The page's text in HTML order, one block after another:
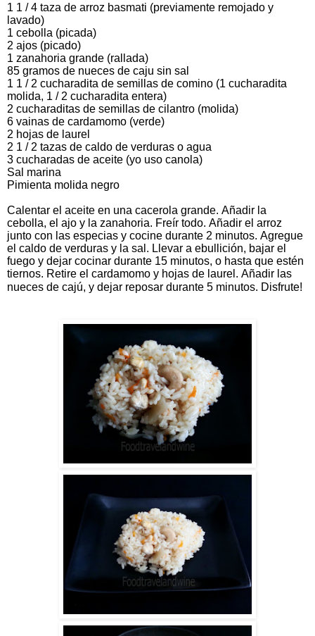
1 1 / 4 taza de arroz basmati (previamente remojado y
lavado)
1 cebolla (picada)
2 ajos (picado)
1 zanahoria grande (rallada)
85 gramos de nueces de caju sin sal
1 1 / 2 cucharadita de semillas de comino (1 cucharadita
molida, 1 / 2 cucharadita entera)
2 cucharaditas de semillas de cilantro (molida)
6 vainas de cardamomo (verde)
2 hojas de laurel
2 1 / 2 tazas de caldo de verduras o agua
3 cucharadas de aceite (yo uso canola)
Sal marina
Pimienta molida negro
Calentar el aceite en una cacerola grande. Añadir la
cebolla, el ajo y la zanahoria. Freír todo. Añadir el arroz
junto con las especias y cocine durante 2 minutos. Agregue
el caldo de verduras y la sal. Llevar a ebullición, bajar el
fuego y dejar cocinar durante 15 minutos, o hasta que estén
tiernos. Retire el cardamomo y hojas de laurel. Añadir las
nueces de cajú, y dejar reposar durante 5 minutos. Disfrute!